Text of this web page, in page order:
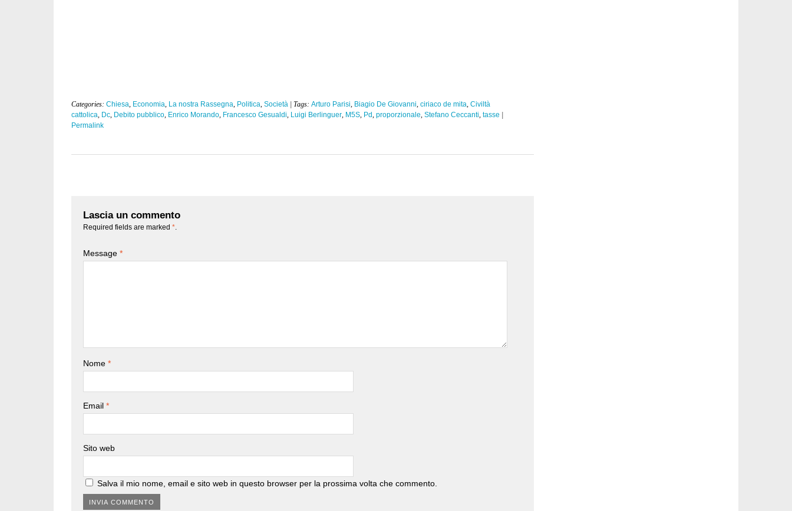
Categories: Chiesa, Economia, La nostra Rassegna, Politica, Società | Tags: Arturo Parisi, Biagio De Giovanni, ciriaco de mita, Civiltà
cattolica, Dc, Debito pubblico, Enrico Morando, Francesco Gesualdi, Luigi Berlinguer, M5S, Pd, proporzionale, Stefano Ceccanti, tasse
Permalink
Lascia un commento
Required fields are marked *
Message *
Nome *
Email *
Sito web
Salva il mio nome, email e sito web in questo browser per la prossima volta che commento.